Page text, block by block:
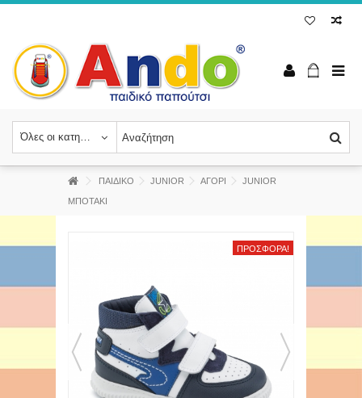
Όλες οι κατηγορίες
ΠΑΙΔΙΚΟ JUNIOR ΑΓΟΡΙ JUNIOR
ΜΠΟΤΑΚΙ
ΠΡΟΣΦΟΡΆ!